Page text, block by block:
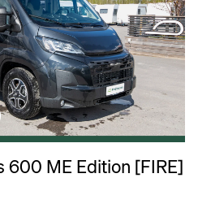
600 ME Edition [FIRE]